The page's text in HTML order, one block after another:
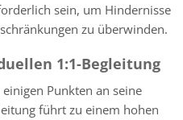
sein, um Hindernisse
zu überwinden.
1:1-Begleitung
Punkten an seine
führt zu einem hohen